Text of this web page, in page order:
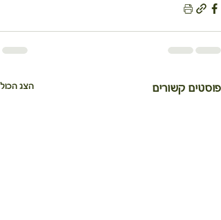
פוסטים קשורים הצג הכול